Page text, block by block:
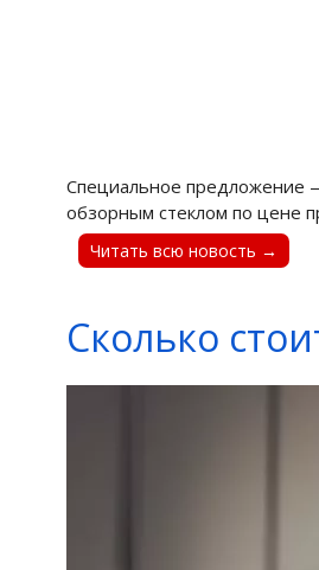
Специальное предложение
обзорным стеклом по цене
Читать всю новость →
Сколько